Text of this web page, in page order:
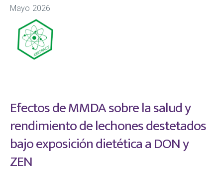
Mayo 2026
Efectos de MMDA sobre la salud y
rendimiento de lechones destetados
bajo exposición dietética a DON y
ZEN